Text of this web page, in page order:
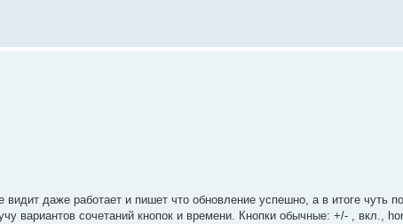
даже работает и пишет что обновление успешно, а в итоге чуть
вариантов сочетаний кнопок и времени. Кнопки обычные: +/- , вкл.,